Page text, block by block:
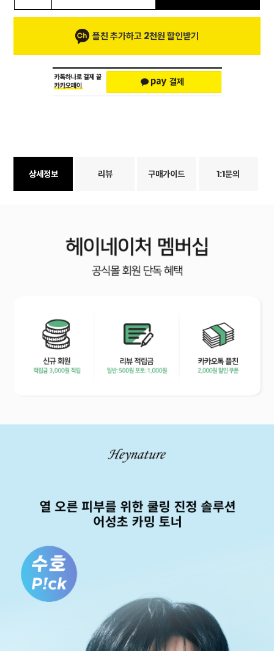
플친 추가하고 2천원 할인받기
상세정보 리뷰 구매가이드 1:1문의